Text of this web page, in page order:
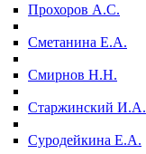
Прохоров А.С.
Сметанина Е.А.
Смирнов Н.Н.
Старжинский И.А.
Суродейкина Е.А.